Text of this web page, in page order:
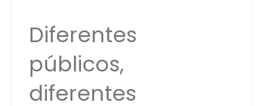
Diferentes
públicos,
diferentes